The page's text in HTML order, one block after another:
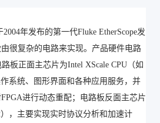
年发布的第一代Fluke EtherScope发
很复杂的电路来实现。产品硬件电路
板正面主芯片为Intel XScale CPU（如
系统、图形界面和各种应用服务，并
进行动态重配；电路板反面主芯片
，主要实现实时协议分析和加速计